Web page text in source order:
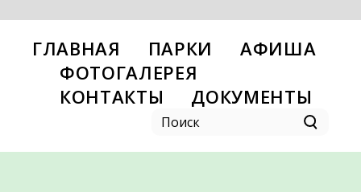
ГЛАВНАЯ ПАРКИ
АФИША
ФОТОГАЛЕРЕЯ
КОНТАКТЫ
ДОКУМЕНТЫ